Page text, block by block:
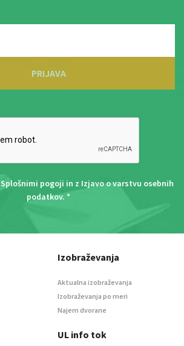
PRIJAVA
Splošnimi pogoji in z Izjavo o varstvu osebnih
podatkov. *
Izobraževanja
Aktualna izobraževanja
Izobraževanja po meri
Najem dvorane
UL info tok